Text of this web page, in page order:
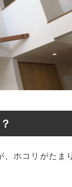
ホコリがたま